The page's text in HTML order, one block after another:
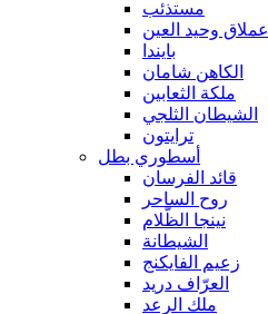
مستذئب
عملاق وحيد العين
بايندا
الكاهن شامان
ملكة الثعابين
الشيطان الثلجي
ترايتون
أسطوري بطل
قائد الفرسان
روح الساحر
نينجا الظّلام
الشيطانة
زعيم الفايكنج
العرّاف دريد
ملك الرعد